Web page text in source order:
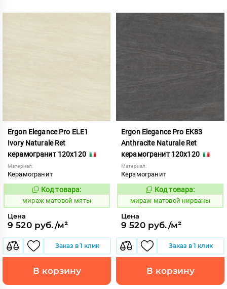
Ergon Elegance Pro ELE1
Ivory Naturale Ret
керамогранит 120x120
Материал:
Керамогранит
991056
Код товара:
мираж матовой мяты
Цена
9 520 руб./м²
Заказ в 1 клик
В корзину
Ergon Elegance Pro EK83
Anthracite Naturale Ret
керамогранит 120x120
Материал:
Керамогранит
991059
Код товара:
мираж матовой нирваны
Цена
9 520 руб./м²
Заказ в 1 клик
В корзину